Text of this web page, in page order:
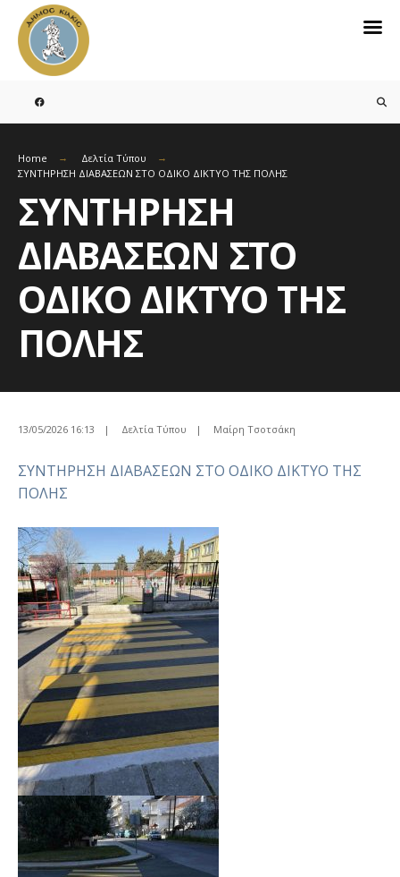
Skip
Home
Δελτία Τύπου
ΣΥΝΤΗΡΗΣΗ ΔΙΑΒΑΣΕΩΝ ΣΤΟ ΟΔΙΚΟ ΔΙΚΤΥΟ ΤΗΣ ΠΟΛΗΣ
ΣΥΝΤΗΡΗΣΗ
ΔΙΑΒΑΣΕΩΝ ΣΤΟ
ΟΔΙΚΟ ΔΙΚΤΥΟ ΤΗΣ
ΠΟΛΗΣ
13/05/2026 16:13 | Δελτία Τύπου | Μαίρη Τσοτσάκη
ΣΥΝΤΗΡΗΣΗ ΔΙΑΒΑΣΕΩΝ ΣΤΟ ΟΔΙΚΟ ΔΙΚΤΥΟ ΤΗΣ
ΠΟΛΗΣ
Search
for: